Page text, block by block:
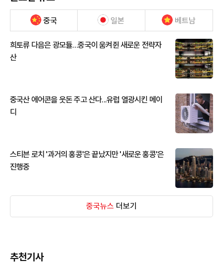
중국 일본 베트남
희토류 다음은 광모듈…중국이 움켜쥔 새로운 전략자
산
중국산 에어콘을 웃돈 주고 산다...유럽 열광시킨 메이
디
스티븐 로치 '과거의 홍콩'은 끝났지만 '새로운 홍콩'은
진행중
중국뉴스 더보기
추천기사